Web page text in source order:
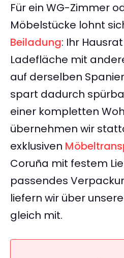
Für ein WG-Zimmer
Möbelstücke lohnt
Beiladung: Ihr
Ladefläche mit
auf derselben
spart dadurch
einer kompletten
übernehmen wir
exklusiven
Coruña mit festem
passendes
liefern wir über unsere
gleich mit.